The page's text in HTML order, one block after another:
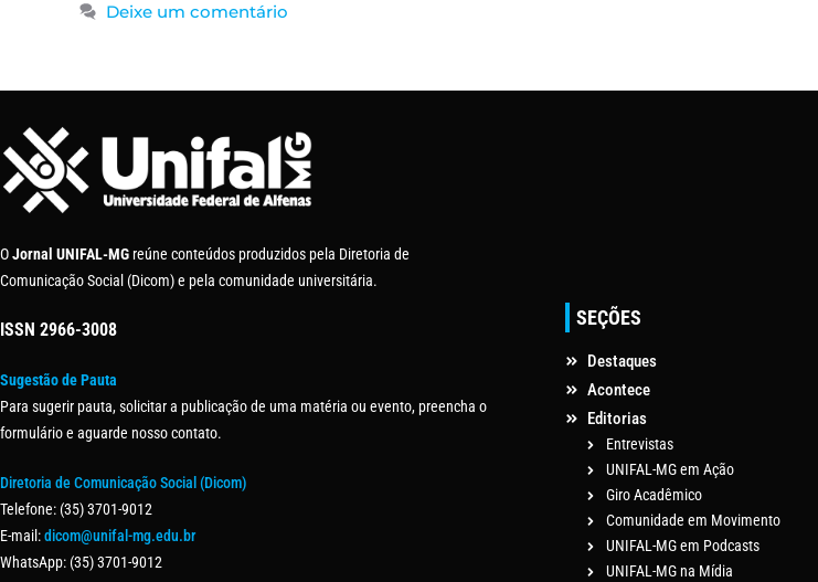
Deixe um comentário
OJornal UNIFAL-MG reúne conteúdos produzidos pela Diretoria de
Comunicação Social (Dicom) e pela comunidade universitária.
ISSN 2966-3008
Sugestão de Pauta
Para sugerir pauta, solicitar a publicação de uma matéria ou evento, preencha o
formulário e aguarde nosso contato.
Diretoria de Comunicação Social (Dicom)
Telefone: (35) 3701-9012
E-mail:dicom@unifal-mg.edu.br
WhatsApp: (35) 3701-9012
SEÇÕES
Destaques
Acontece
Editorias
Entrevistas
UNIFAL-MG em Ação
Giro Acadêmico
Comunidade em Movimento
UNIFAL-MG em Podcasts
UNIFAL-MG na Mídia